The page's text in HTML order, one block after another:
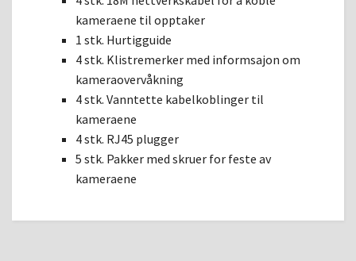
kameraene til opptaker
1 stk. Hurtigguide
4 stk. Klistremerker med informsajon om
kameraovervåkning
4 stk. Vanntette kabelkoblinger til
kameraene
4 stk. RJ45 plugger
5 stk. Pakker med skruer for feste av
kameraene